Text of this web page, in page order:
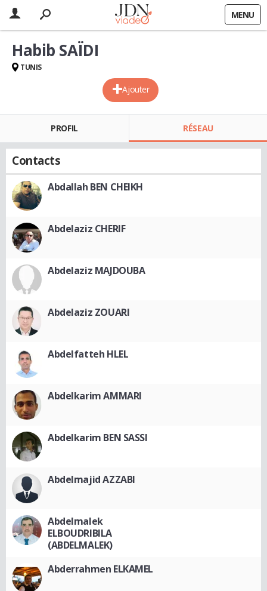
MENU
Ajouter
Habib SAÏDI
TUNIS
PROFIL RÉSEAU
Contacts
Abdallah BEN CHEIKH
Abdelaziz CHERIF
Abdelaziz MAJDOUBA
Abdelaziz ZOUARI
Abdelfatteh HLEL
Abdelkarim AMMARI
Abdelkarim BEN SASSI
Abdelmajid AZZABI
Abdelmalek
ELBOUDRIBILA
(ABDELMALEK)
Abderrahmen ELKAMEL